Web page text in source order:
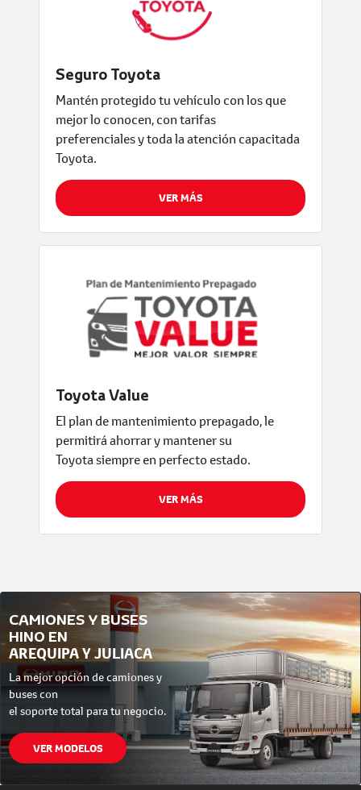
Seguro Toyota
Mantén protegido tu vehículo con los que
mejor lo conocen, con tarifas
preferenciales y toda la atención capacitada
Toyota.
VER MÁS
Toyota Value
El plan de mantenimiento prepagado, le
permitirá ahorrar y mantener su
Toyota siempre en perfecto estado.
CAMIONES Y BUSES
HINO EN
AREQUIPA Y JULIACA
La mejor opción de camiones y
buses con
el soporte total para tu negocio.